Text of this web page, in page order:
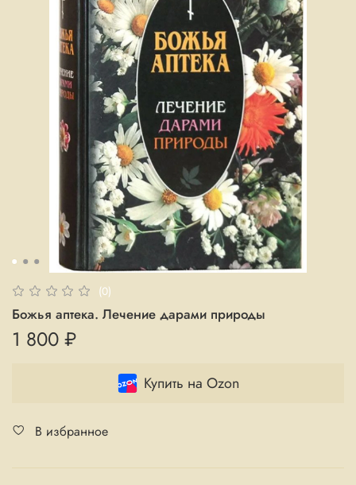
(0)
Божья аптека. Лечение дарами природы
1 800 ₽
Купить на Ozon
В избранное